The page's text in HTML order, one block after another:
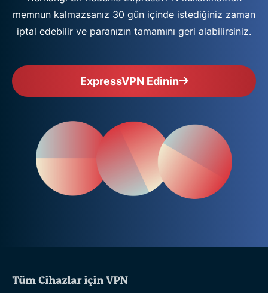
memnun kalmazsanız 30 gün içinde istediğiniz zaman
iptal edebilir ve paranızın tamamını geri alabilirsiniz.
ExpressVPN Edinin
Tüm Cihazlar için VPN